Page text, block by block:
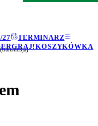
27
TERMINARZ
GRAJ!KOSZYKÓWKA